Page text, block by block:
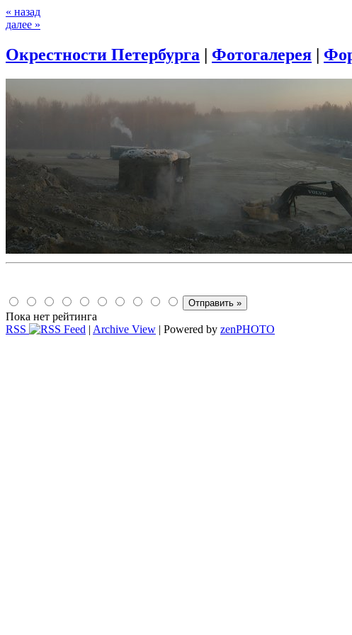
« назад
далее »
Окрестности Петербурга | Фотогалерея |
Пока нет рейтинга
RSS
| Archive View | Powered by zenPHOTO